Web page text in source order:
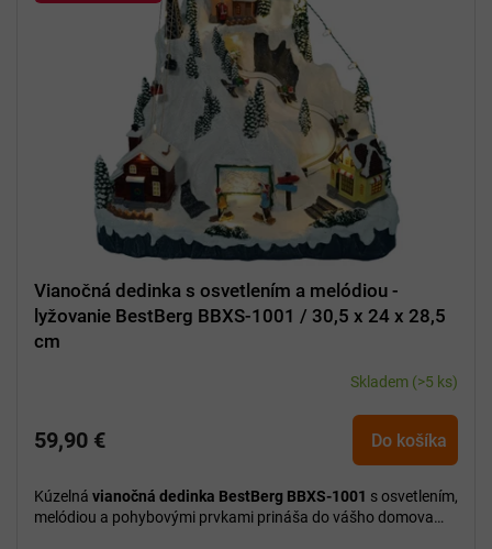
Vianočná dedinka s osvetlením a melódiou -
lyžovanie BestBerg BBXS-1001 / 30,5 x 24 x 28,5
cm
Skladem (>5 ks)
59,90 € Do košíka
Kúzelná vianočná dedinka BestBerg BBXS-1001 s osvetlením,
melódiou a pohybovými prvkami prináša do vášho domova